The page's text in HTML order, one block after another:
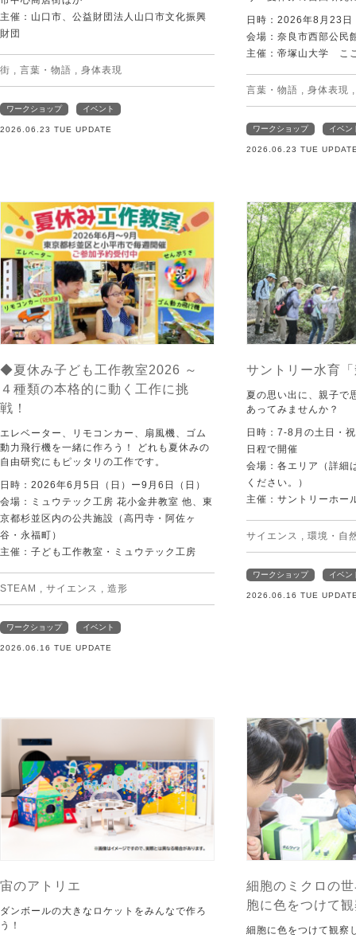
主催：山口市、公益財団法人山口市文化振興
財団
街 , 言葉・物語 , 身体表現
ワークショップ イベント
2026.06.23 TUE UPDATE
日時：2026年8月23日
会場：奈良市西部公民
主催：帝塚山大学 こ
言葉・物語 , 身体表現
ワークショップ イベン
2026.06.23 TUE
◆夏休み子ども工作教室2026 ～
４種類の本格的に動く工作に挑
戦！
エレベーター、リモコンカー、扇風機、ゴム
動力飛行機を一緒に作ろう！ どれも夏休みの
自由研究にもピッタリの工作です。
日時：2026年6月5日（日）ー9月6日（日）
会場：ミュウテック工房 花小金井教室 他、東
京都杉並区内の公共施設（高円寺・阿佐ヶ
谷・永福町）
主催：子ども工作教室・ミュウテック工房
STEAM , サイエンス , 造形
ワークショップ イベント
2026.06.16 TUE UPDATE
サントリー水育
夏の思い出に、親子で
あってみませんか？
日時：7-8月の土日・
日程で開催
会場：各エリア（詳細
ください。）
主催：サントリーホー
サイエンス , 環境・自
ワークショップ イベン
2026.06.16 TUE
宙のアトリエ
ダンボールの大きなロケットをみんなで作ろ
う！
細胞のミクロの
胞に色をつけて
細胞に色をつけて観察